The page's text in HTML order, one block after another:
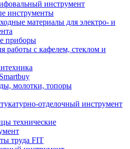
инструмент
инструменты
материалы для электро- и
приборы
работы с кафелем, стеклом и
молотки, топоры
отделочный инструмент
технические
труда FIT